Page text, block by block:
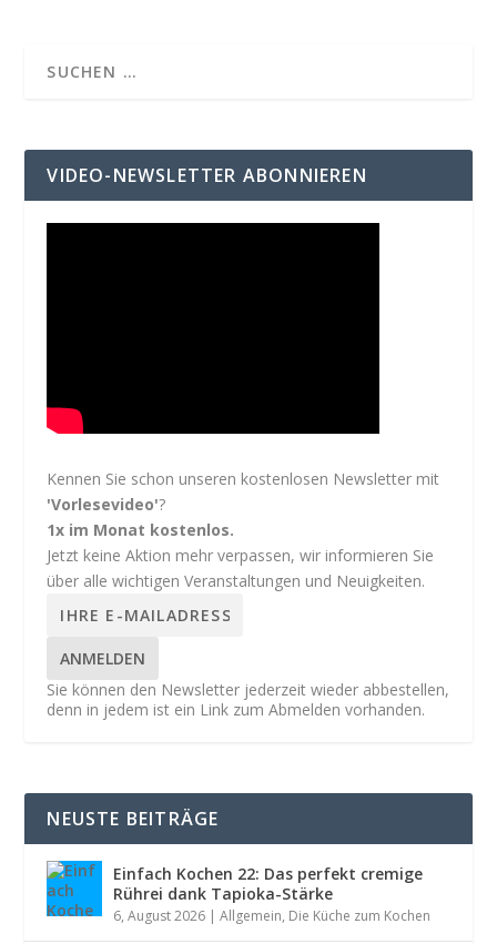
VIDEO-NEWSLETTER ABONNIEREN
Kennen Sie schon unseren kostenlosen Newsletter mit
'Vorlesevideo'?
1x im Monat kostenlos.
Jetzt keine Aktion mehr verpassen, wir informieren Sie
über alle wichtigen Veranstaltungen und Neuigkeiten.
ANMELDEN
Sie können den Newsletter jederzeit wieder abbestellen,
denn in jedem ist ein Link zum Abmelden vorhanden.
NEUSTE BEITRÄGE
Einfach Kochen 22: Das perfekt cremige
Rührei dank Tapioka-Stärke
6, August 2026 |Allgemein, Die Küche zum Kochen